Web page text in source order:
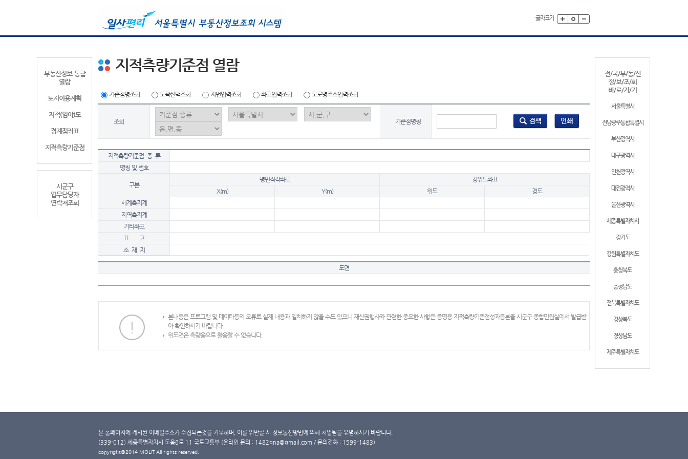
글자크기
부동산정보 통합
열람
토지이용계획
지적(임야)도
경계점좌표
지적측량기준점
시군구
업무담당자
연락처조회
전/국/부/동/산
정/보/조/회
바/로/가/기
서울특별시
전남광주통합특별시
부산광역시
대구광역시
인천광역시
대전광역시
울산광역시
세종특별자치시
경기도
강원특별자치도
충청북도
충청남도
전북특별자치도
경상북도
경상남도
제주특별자치도
지적측량기준점 열람
기준점명조회 도곽선택조회 지번입력조회 좌표입력조회 도로명주소입력조회
조회 기준점명칭
지적측량기준점 종 류
명칭 및 번호
구분
평면직각좌표
경위도좌표
X(m)
Y(m) 위도
경도
세계측지계
지역측지계
기타좌표
표 고
소 재 지
도면
본내용은 프로그램 및 데이타등의 오류로 실제 내용과 일치하지 않을 수도 있으니 재산권행사와 관련한 중요한 사항은 증명용 지적측량기준점성과등본을 시군구 종합민원실에서 발급받
아 확인하시기 바랍니다.
위도면은 측량용으로 활용할 수 없습니다.
본 홈페이지에 게시된 이메일주소가 수집되는것을 거부하며, 이를 위반할 시 정보통신망법에 의해 처벌됨을 유념하시기 바랍니다.
(339-012) 세종특별자치시 도움6로 11 국토교통부 (온라인 문의 : 1482qna@gmail.com / 문의전화 : 1599-1483)
copyright@2014 MOLIT All rights reserved.